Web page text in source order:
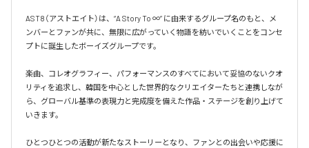
AST8（アストエイト）は、“A Story To ∞” に由来するグループ名のもと、メ
ンバーとファンが共に、無限に広がっていく物語を紡いでいくことをコンセ
プトに誕生したボーイズグループです。
楽曲、コレオグラフィー、パフォーマンスのすべてにおいて妥協のないクオ
リティを追求し、韓国を中心とした世界的なクリエイターたちと連携しなが
ら、グローバル基準の表現力と完成度を備えた作品・ステージを創り上げて
いきます。
ひとつひとつの活動が新たなストーリーとなり、ファンとの出会いや応援に